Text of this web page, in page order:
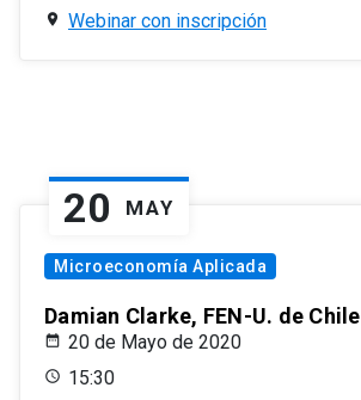
Webinar con inscripción
20 MAY
Microeconomía Aplicada
Damian Clarke, FEN-U. de Chile
20 de Mayo de 2020
15:30